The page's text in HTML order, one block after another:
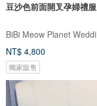
豆沙色前面開叉孕婦禮服
NT$ 4,800
獨家販售